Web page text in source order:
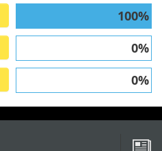
100%
0%
0%